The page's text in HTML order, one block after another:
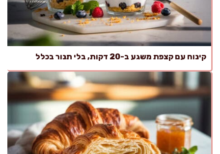
קינוח עם קצפת משגע ב-20 דקות, בלי תנור בכלל